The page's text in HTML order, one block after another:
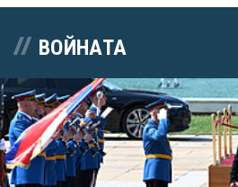
ВОЙНАТА